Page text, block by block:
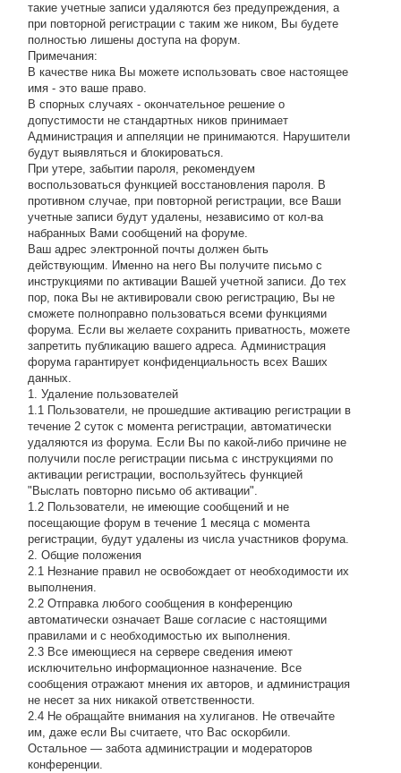
такие учетные записи удаляются без предупреждения, а
при повторной регистрации с таким же ником, Вы будете
полностью лишены доступа на форум.
Примечания:
В качестве ника Вы можете использовать свое настоящее
имя - это ваше право.
В спорных случаях - окончательное решение о
допустимости не стандартных ников принимает
Администрация и аппеляции не принимаются. Нарушители
будут выявляться и блокироваться.
При утере, забытии пароля, рекомендуем
воспользоваться функцией восстановления пароля. В
противном случае, при повторной регистрации, все Ваши
учетные записи будут удалены, независимо от кол-ва
набранных Вами сообщений на форуме.
Ваш адрес электронной почты должен быть
действующим. Именно на него Вы получите письмо с
инструкциями по активации Вашей учетной записи. До тех
пор, пока Вы не активировали свою регистрацию, Вы не
сможете полноправно пользоваться всеми функциями
форума. Если вы желаете сохранить приватность, можете
запретить публикацию вашего адреса. Администрация
форума гарантирует конфиденциальность всех Ваших
данных.
1. Удаление пользователей
1.1 Пользователи, не прошедшие активацию регистрации в
течение 2 суток с момента регистрации, автоматически
удаляются из форума. Если Вы по какой-либо причине не
получили после регистрации письма с инструкциями по
активации регистрации, воспользуйтесь функцией
"Выслать повторно письмо об активации".
1.2 Пользователи, не имеющие сообщений и не
посещающие форум в течение 1 месяца с момента
регистрации, будут удалены из числа участников форума.
2. Общие положения
2.1 Hезнание правил не освобождает от необходимости их
выполнения.
2.2 Отправка любого сообщения в конференцию
автоматически означает Ваше согласие с настоящими
правилами и с необходимостью их выполнения.
2.3 Все имеющиеся на сервере сведения имеют
исключительно информационное назначение. Все
сообщения отражают мнения их авторов, и администрация
не несет за них никакой ответственности.
2.4 Не обращайте внимания на хулиганов. Не отвечайте
им, даже если Вы считаете, что Вас оскорбили.
Остальное — забота администрации и модераторов
конференции.